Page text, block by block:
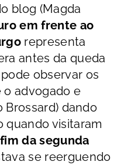
blog (Magda
em frente ao
representa
antes da queda
observar os
o advogado e
Brossard) dando
quando visitaram
da segunda
se reerguendo